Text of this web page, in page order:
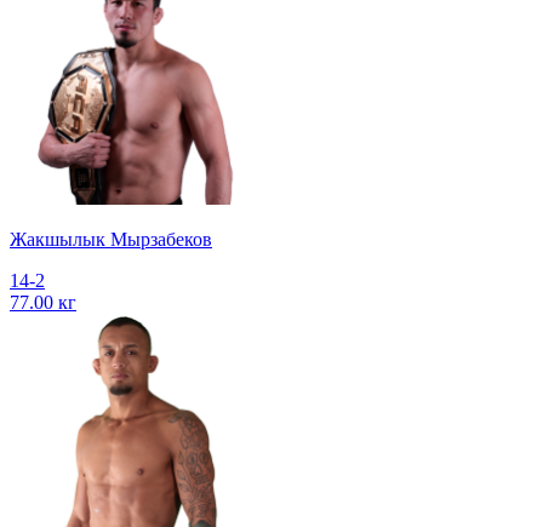
Жакшылык Мырзабеков
14-2
77.00 кг